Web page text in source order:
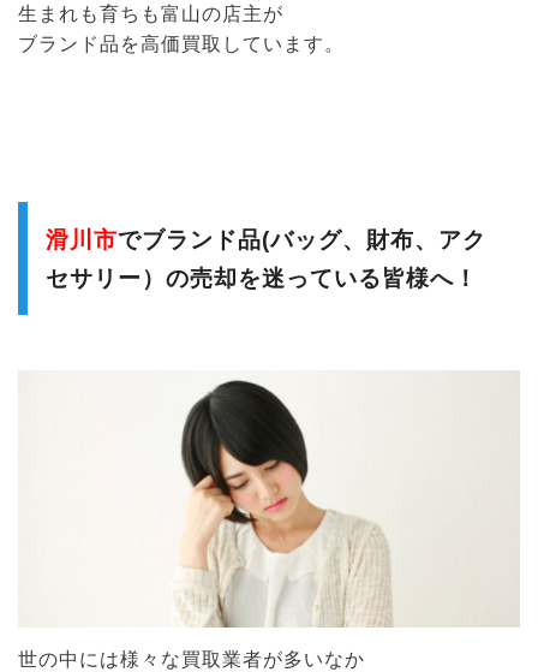
生まれも育ちも富山の店主が
ブランド品を高価買取しています。
滑川市でブランド品(バッグ、財布、アク
セサリー） の売却を迷っている皆様へ！
世の中には様々な買取業者が多いなか